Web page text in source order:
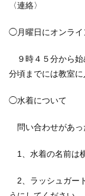
〈連絡〉
◯月曜日にオンライ
９時４５分から始
分頃までには教室に
◯水着について
問い合わせがあっ
1、水着の名前は
2、ラッシュガー